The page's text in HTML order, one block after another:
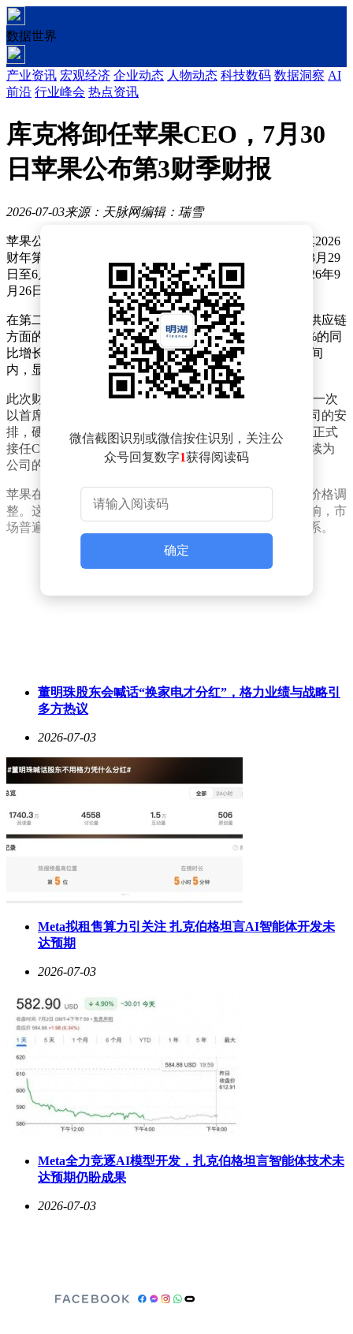
数据世界
产业资讯 宏观经济 企业动态 人物动态 科技数码 数据洞察 AI
前沿 行业峰会 热点资讯
库克将卸任苹果CEO，7月30
日苹果公布第3财季财报
2026-07-03来源：天脉网编辑：瑞雪
苹果公司近日正式对外宣布，将于2026年7月30日发布其2026
财年第三财季的财务报告。该财季的时间跨度为2026年3月29
日至6月27日，而整个财年则从2025年9月28日持续至2026年9
月26日。
在第二财季的电话会议中，苹果管理层透露，尽管面临供应链
方面的挑战，公司预计第三财季的营收将实现14%至17%的同
比增长。同时，毛利率预计将维持在47.5%至48.5%的区间
内，显示出公司对盈利能力的信心。
此次财报发布具有特殊意义，因为这将是蒂姆·库克最后一次
以首席执行官的身份参与苹果的财报会议。根据苹果公司的安
排，硬件工程高级副总裁约翰·特努斯将于2026年9月1日正式
接任CEO一职，而库克则将转任董事会执行董事长，继续为
公司的发展提供战略指导。
苹果在6月16日对包括iPad和Mac在内的14款产品进行了价格调
整。这一举措预计将对即将发布的财务报表产生一定影响，市
场普遍关注苹果如何平衡产品定价与市场需求之间的关系。
微信截图识别或微信按住识别，关注公
众号回复数字1获得阅读码
确定
董明珠股东会喊话“换家电才分红”，格力业绩与战略引
多方热议
2026-07-03
Meta拟租售算力引关注 扎克伯格坦言AI智能体开发未
达预期
2026-07-03
Meta全力竞逐AI模型开发，扎克伯格坦言智能体技术未
达预期仍盼成果
2026-07-03